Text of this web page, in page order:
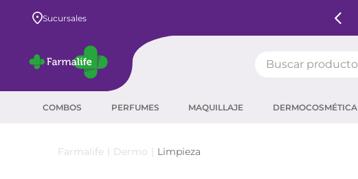
Sucursales
COMBOS PERFUMES MAQUILLAJE DERMOCOSMÉTICA
Dermo Limpieza